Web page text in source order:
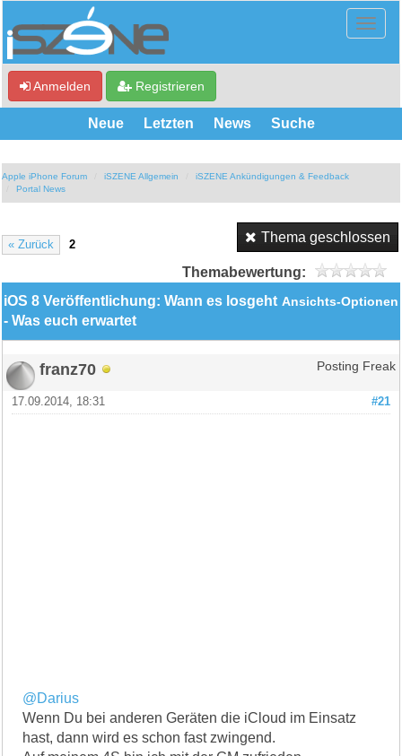
Anmelden Registrieren
Neue Letzten News Suche
Apple iPhone Forum iSZENE Allgemein
iSZENE Ankündigungen & Feedback
Portal News
« Zurück 2 Thema geschlossen
Themabewertung:
Ansichts-Optionen
iOS 8 Veröffentlichung: Wann es losgeht
- Was euch erwartet
franz70 Posting Freak
#21
17.09.2014, 18:31
@Darius
Wenn Du bei anderen Geräten die iCloud im Einsatz
hast, dann wird es schon fast zwingend.